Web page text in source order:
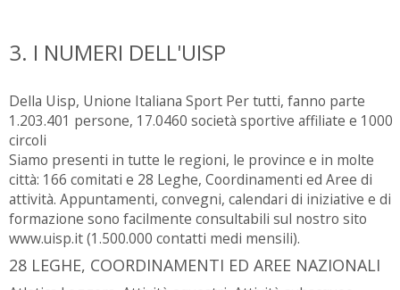
3. I NUMERI DELL'UISP
Della Uisp, Unione Italiana Sport Per tutti, fanno parte
1.203.401 persone, 17.0460 società sportive affiliate e 1000
circoli
Siamo presenti in tutte le regioni, le province e in molte
città: 166 comitati e 28 Leghe, Coordinamenti ed Aree di
attività. Appuntamenti, convegni, calendari di iniziative e di
formazione sono facilmente consultabili sul nostro sito
www.uisp.it (1.500.000 contatti medi mensili).
28 LEGHE, COORDINAMENTI ED AREE NAZIONALI